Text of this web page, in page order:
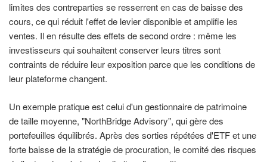
limites des contreparties se resserrent en cas de baisse des
cours, ce qui réduit l'effet de levier disponible et amplifie les
ventes. Il en résulte des effets de second ordre : même les
investisseurs qui souhaitent conserver leurs titres sont
contraints de réduire leur exposition parce que les conditions de
leur plateforme changent.
Un exemple pratique est celui d'un gestionnaire de patrimoine
de taille moyenne, "NorthBridge Advisory", qui gère des
portefeuilles équilibrés. Après des sorties répétées d'ETF et une
forte baisse de la stratégie de procuration, le comité des risques